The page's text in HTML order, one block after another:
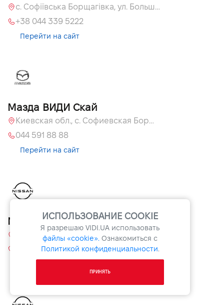
с. Софіївська Борщагівка, ул. Большая Кольцевая, 60а
+38 044 339 5222
Перейти на сайт
Мазда ВИДИ Скай
Киевская обл., с. Софиевская Борщаговка, ул. Большая Кольцевая, 60 А
044 591 88 88
Перейти на сайт
Nissan VIDI Sunrise
ул. Большая Кольцевая, 60а, Софиевская Борщаговка, Киевская обл.
+38 044 507 00 07
ИСПОЛЬЗОВАНИЕ COOKIE
Я разрешаю VIDI.UA использовать
файлы «cookie». Ознакомиться с
Политикой конфиденциальности.
ПРИНЯТЬ